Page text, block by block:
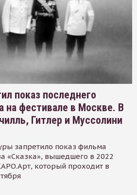
показ последнего
на фестивале в Москве. В
Гитлер и Муссолини
запретило показ фильма
«Сказка», вышедшего в 2022
который проходит в